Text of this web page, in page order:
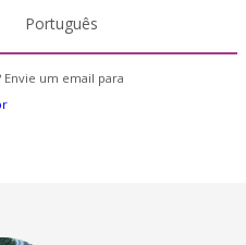
Português
um email para